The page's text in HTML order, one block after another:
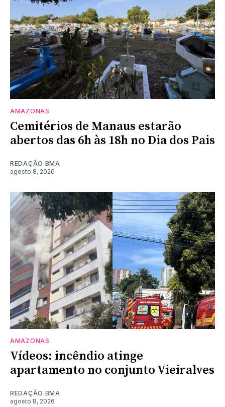
AMAZONAS
Cemitérios de Manaus estarão
abertos das 6h às 18h no Dia dos Pais
REDAÇÃO BMA
agosto 8, 2026
AMAZONAS
Vídeos: incêndio atinge
apartamento no conjunto Vieiralves
REDAÇÃO BMA
agosto 8, 2026